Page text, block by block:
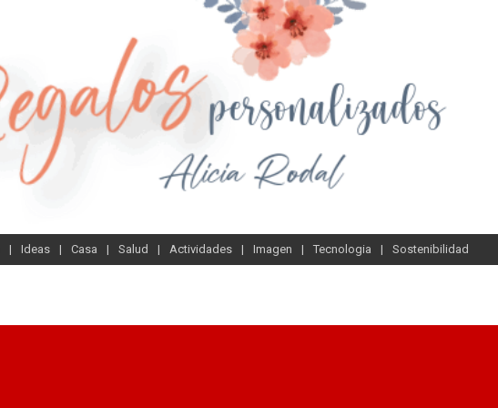
Ideas Casa Salud Actividades Imagen Tecnologia Sostenibilidad